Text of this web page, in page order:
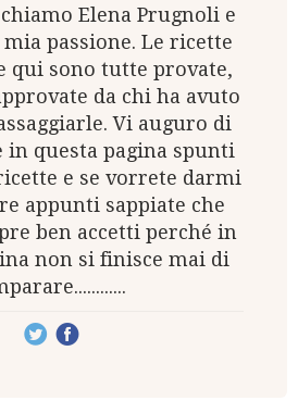
Elena Prugnoli e
passione. Le ricette
qui sono tutte provate,
da chi ha avuto
Vi auguro di
questa pagina spunti
e se vorrete darmi
appunti sappiate che
ben accetti perché in
non si finisce mai di